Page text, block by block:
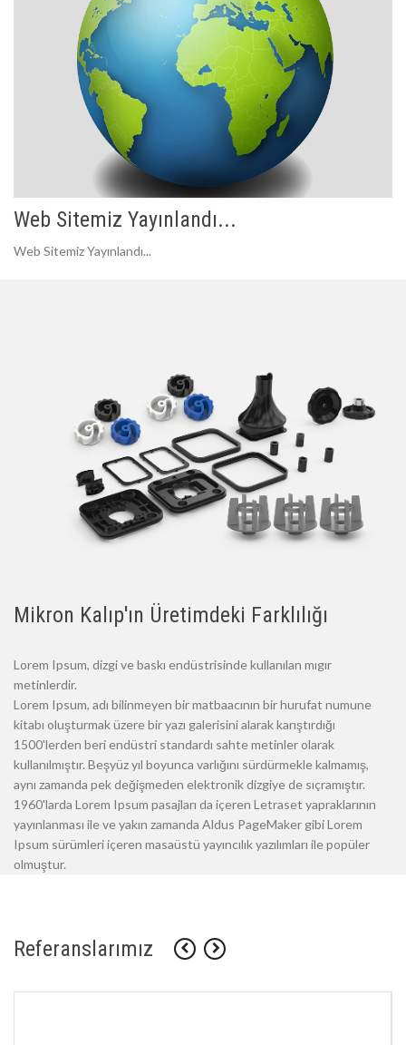
Web Sitemiz Yayınlandı...
Web Sitemiz Yayınlandı...
Mikron Kalıp'ın Üretimdeki Farklılığı
Lorem Ipsum, dizgi ve baskı endüstrisinde kullanılan mıgır
metinlerdir.
Lorem Ipsum, adı bilinmeyen bir matbaacının bir hurufat numune
kitabı oluşturmak üzere bir yazı galerisini alarak karıştırdığı
1500'lerden beri endüstri standardı sahte metinler olarak
kullanılmıştır. Beşyüz yıl boyunca varlığını sürdürmekle kalmamış,
aynı zamanda pek değişmeden elektronik dizgiye de sıçramıştır.
1960'larda Lorem Ipsum pasajları da içeren Letraset yapraklarının
yayınlanması ile ve yakın zamanda Aldus PageMaker gibi Lorem
Ipsum sürümleri içeren masaüstü yayıncılık yazılımları ile popüler
olmuştur.
Referanslarımız